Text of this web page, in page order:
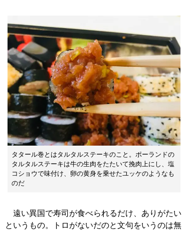
タタール巻とはタルタルステーキのこと。ポーランドの
タルタルステーキは牛の生肉をたたいて挽肉上にし、塩
コショウで味付け、卵の黄身を乗せたユッケのようなも
のだ
遠い異国で寿司が食べられるだけ、ありがたい
というもの。トロがないだのと文句をいうのは無